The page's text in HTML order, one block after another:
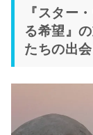
『スター
る希望』
たちの出